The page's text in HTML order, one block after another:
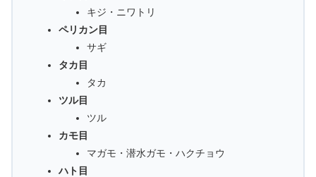
キジ・ニワトリ
ペリカン目
サギ
タカ目
タカ
ツル目
ツル
カモ目
マガモ・潜水ガモ・ハクチョウ
ハト目